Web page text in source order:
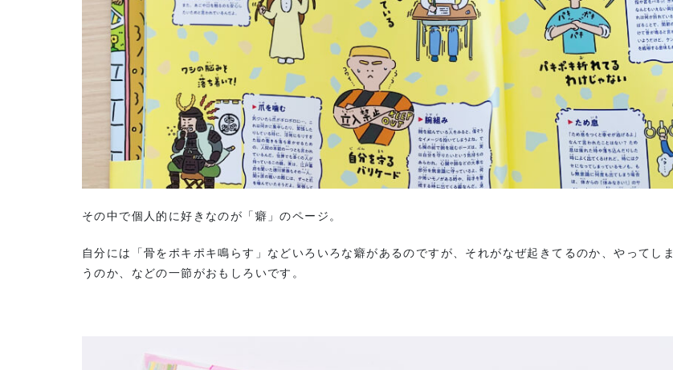
その中で個人的に好きなのが「癖」のページ。
自分には「骨をポキポキ鳴らす」などいろいろな癖があるのですが、それがなぜ起きてるのか、やってしま
うのか、などの一節がおもしろいです。